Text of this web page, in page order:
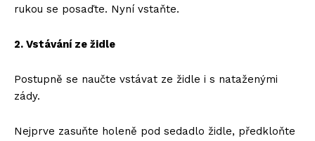
rukou se posaďte. Nyní vstaňte.
2. Vstávání ze židle
Postupně se naučte vstávat ze židle i s nataženými
zády.
Nejprve zasuňte holeně pod sedadlo židle, předkloňte